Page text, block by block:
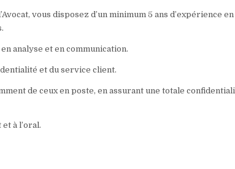
vous disposez d’un minimum 5 ans d’expérience
analyse et en communication.
et du service client.
de ceux en poste, en assurant une totale
à l’oral.